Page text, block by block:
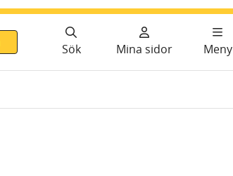
Sök Mina sidor Meny